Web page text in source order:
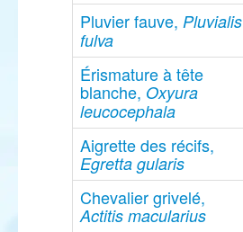
Pluvier fauve, Pluvialis
fulva
Érismature à tête
blanche, Oxyura
leucocephala
Aigrette des récifs,
Egretta gularis
Chevalier grivelé,
Actitis macularius